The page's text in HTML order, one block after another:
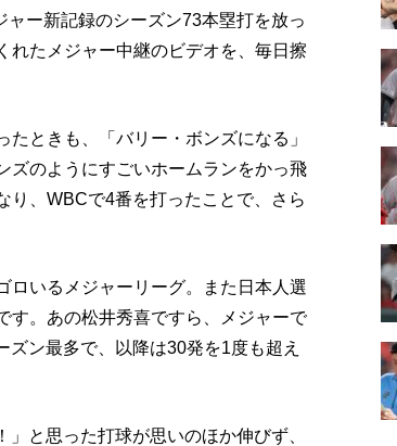
ー新記録のシーズン73本塁打を放っ
れたメジャー中継のビデオを、毎日擦
ときも、「バリー・ボンズになる」
ズのようにすごいホームランをかっ飛
、WBCで4番を打ったことで、さら
ロいるメジャーリーグ。また日本人選
す。あの松井秀喜ですら、メジャーで
ン最多で、以降は30発を1度も超え
と思った打球が思いのほか伸びず、